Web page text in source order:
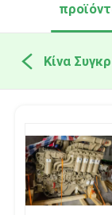
Κίνα